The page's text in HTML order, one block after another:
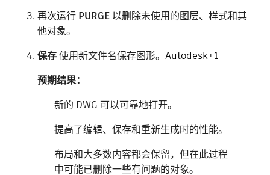
再次运行 PURGE 以删除未使用的图层、样式和其
他对象。
保存使用新文件名保存图形。Autodesk+1
预期结果：
新的 DWG 可以可靠地打开。
提高了编辑、保存和重新生成时的性能。
布局和大多数内容都会保留，但在此过程
中可能已删除一些有问题的对象。